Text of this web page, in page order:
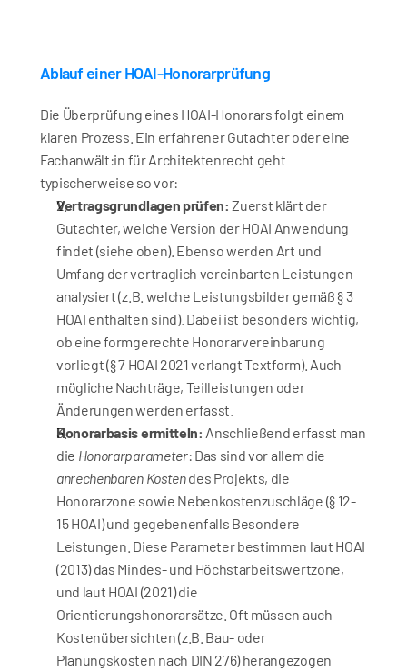
Ablauf einer HOAI-Honorarprüfung
Die Überprüfung eines HOAI-Honorars folgt einem
klaren Prozess. Ein erfahrener Gutachter oder eine
Fachanwält:in für Architektenrecht geht
typischerweise so vor:
Vertragsgrundlagen prüfen: Zuerst klärt der
Gutachter, welche Version der HOAI Anwendung
findet (siehe oben). Ebenso werden Art und
Umfang der vertraglich vereinbarten Leistungen
analysiert (z.B. welche Leistungsbilder gemäß § 3
HOAI enthalten sind). Dabei ist besonders wichtig,
ob eine formgerechte Honorarvereinbarung
vorliegt (§ 7 HOAI 2021 verlangt Textform). Auch
mögliche Nachträge, Teilleistungen oder
Änderungen werden erfasst.
Honorarbasis ermitteln: Anschließend erfasst man
die Honorarparameter
anrechenbaren Kosten des Projekts, die
Honorarzone sowie Nebenkostenzuschläge (§ 12-
15 HOAI) und gegebenenfalls Besondere
Leistungen. Diese Parameter bestimmen laut HOAI
(2013) das Mindes- und Höchstarbeitswertzone,
und laut HOAI (2021) die
Orientierungshonorarsätze. Oft müssen auch
Kostenübersichten (z.B. Bau- oder
Planungskosten nach DIN 276) herangezogen